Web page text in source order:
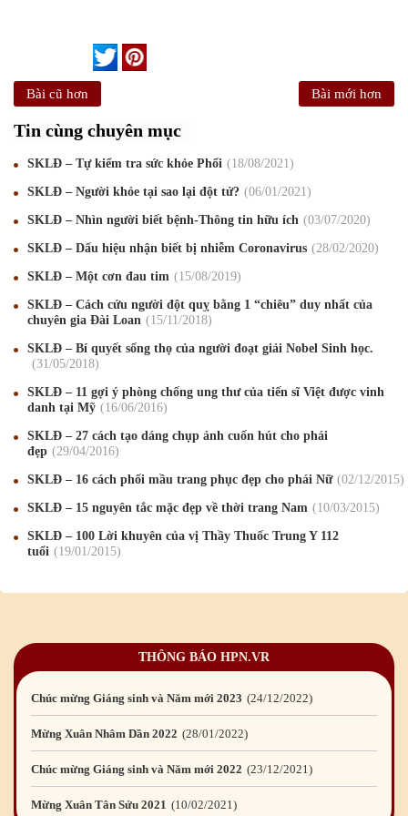
Bài cũ hơn Bài mới hơn
Tin cùng chuyên mục
SKLĐ – Tự kiểm tra sức khỏe Phổi 18/08/2021
SKLĐ – Người khỏe tại sao lại đột tử? 06/01/2021
SKLĐ – Nhìn người biết bệnh-Thông tin hữu ích 03/07/2020
SKLĐ – Dấu hiệu nhận biết bị nhiễm Coronavirus 28/02/2020
SKLĐ – Một cơn đau tim 15/08/2019
SKLĐ – Cách cứu người đột quỵ bằng 1 “chiêu” duy nhất của
chuyên gia Đài Loan
15/11/2018
SKLĐ – Bí quyết sống thọ của người đoạt giải Nobel Sinh học.
31/05/2018
SKLĐ – 11 gợi ý phòng chống ung thư của tiến sĩ Việt được vinh
danh tại Mỹ
16/06/2016
SKLĐ – 27 cách tạo dáng chụp ảnh cuốn hút cho phái
đẹp
29/04/2016
SKLĐ – 16 cách phối mầu trang phục đẹp cho phái Nữ 02/12/2015
SKLĐ – 15 nguyên tắc mặc đẹp về thời trang Nam 10/03/2015
SKLĐ – 100 Lời khuyên của vị Thầy Thuốc Trung Y 112
tuổi
19/01/2015
THÔNG BÁO HPN.VR
Mừng Xuân Canh Tý 2020 22/01/2020
Mừng Xuân Kỷ Hợi 2019
Chúc mừng Giáng sinh và Năm mới 2019
Mừng Xuân Bính Ngọ 2026 15/02 /2026
Chúc mừng Giáng sinh và Năm mới 2025
Mừng Xuân Giáp Thìn 2024 09/02/2024
Mừng Xuân Quý Mão 2023 14/01/2023
Chúc mừng Giáng sinh và Năm mới 2023 24/12/2022
Mừng Xuân Nhâm Dần 2022 28/01/2022
Chúc mừng Giáng sinh và Năm mới 2022 23/12/2021
Mừng Xuân Tân Sửu 2021 10/02/2021